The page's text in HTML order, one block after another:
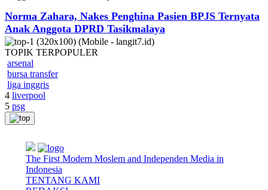
Norma Zahara, Nakes Penghina Pasien BPJS Ternyata
Anak Anggota DPRD Tasikmalaya
TOPIK TERPOPULER
arsenal
bursa transfer
liga inggris
4 liverpool
5 psg
The First Modern Moslem and Independen Media in
Indonesia
TENTANG KAMI